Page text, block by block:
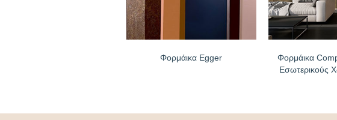
Φορμάικα Egger
Φορμάικα
Εσωτερικούς